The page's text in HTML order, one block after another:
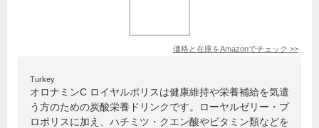
価格と在庫をAmazonでチェック >>
Turkey
オロナミンC ロイヤルポリスは健康維持や栄養補給を気遣
う方のための炭酸栄養ドリンクです。ローヤルゼリー・プ
ロポリスに加え、ハチミツ・クエン酸やビタミン類などを